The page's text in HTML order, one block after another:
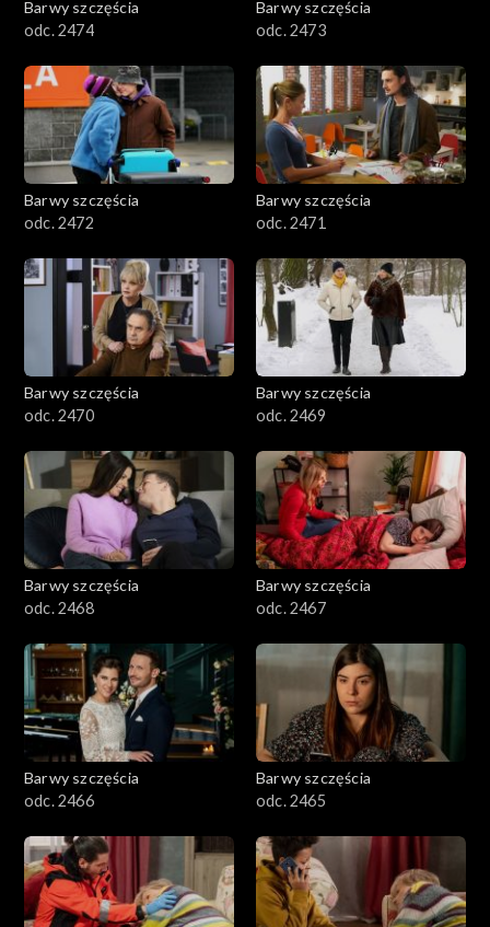
Barwy szczęścia
odc. 2474
Barwy szczęścia
odc. 2473
Barwy szczęścia
odc. 2472
Barwy szczęścia
odc. 2471
Barwy szczęścia
odc. 2470
Barwy szczęścia
odc. 2469
Barwy szczęścia
odc. 2468
Barwy szczęścia
odc. 2467
Barwy szczęścia
odc. 2466
Barwy szczęścia
odc. 2465